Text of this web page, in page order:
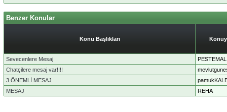
Benzer Konular
Konu Başlıkları
Sevecenlere Mesaj
PESTEMAL
Chatçilere mesaj var!!!!
3 ÖNEMLİ MESAJ
MESAJ
REHA